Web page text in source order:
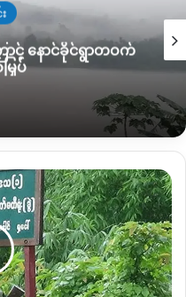
င့် နောင်ခိုင်ရွာတဝက်
ြှပ်